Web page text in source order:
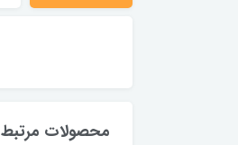
محصولات مرتبط